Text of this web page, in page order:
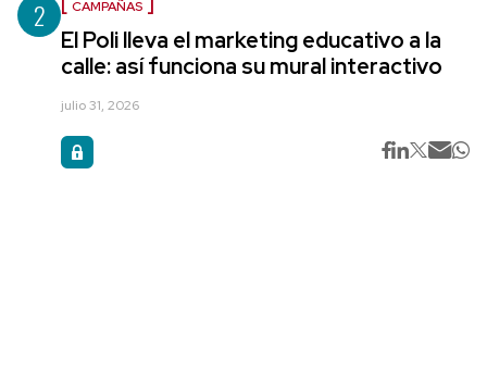
2 CAMPAÑAS
El Poli lleva el marketing educativo a la
calle: así funciona su mural interactivo
julio 31, 2026